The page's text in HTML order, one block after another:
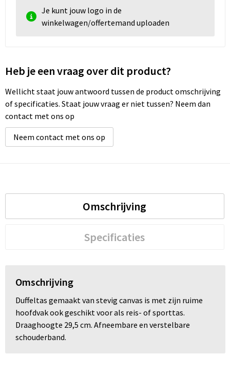
Je kunt jouw logo in de
winkelwagen/offertemand uploaden
Heb je een vraag over dit product?
Wellicht staat jouw antwoord tussen de product omschrijving
of specificaties. Staat jouw vraag er niet tussen? Neem dan
contact met ons op
Neem contact met ons op
Omschrijving
Specificaties
Omschrijving
Duffeltas gemaakt van stevig canvas is met zijn ruime
hoofdvak ook geschikt voor als reis- of sporttas.
Draaghoogte 29,5 cm. Afneembare en verstelbare
schouderband.